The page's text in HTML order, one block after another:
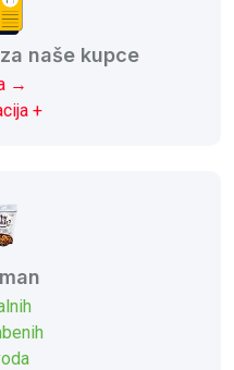
naše kupce
→
+